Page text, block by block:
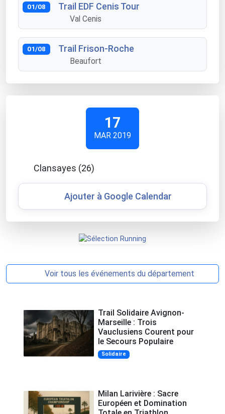
01/08 Trail EDF Cenis Tour
Val Cenis
01/08 Trail Frison-Roche
Beaufort
17
MAR 2019
Clansayes (26)
Ajouter à Google Calendar
Voir tous les événements du département
Trail Solidaire Avignon-
Marseille : Trois
Vauclusiens Courent pour
le Secours Populaire
Solidaire
Milan Larivière : Sacre
Européen et Domination